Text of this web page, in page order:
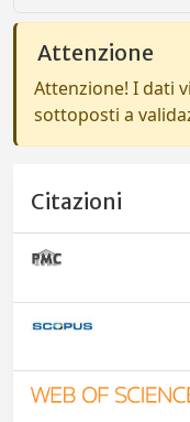
Attenzione
Attenzione! I dati
sottoposti a
Citazioni